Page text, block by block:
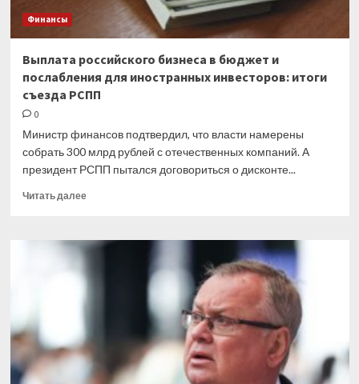
Финансы
Выплата российского бизнеса в бюджет и
послабления для иностранных инвесторов: итоги
съезда РСПП
0
Министр финансов подтвердил, что власти намерены
собрать 300 млрд рублей с отечественных компаний. А
президент РСПП пытался договориться о дисконте...
Читать далееПрочитать
Выплата
для
иностранных
инвесторов: